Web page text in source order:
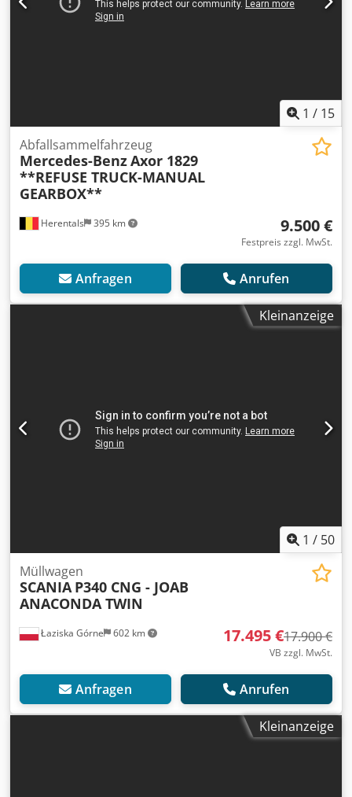
1 / 15
Herentals 395 km
Abfallsammelfahrzeug
Mercedes-BenzAxor 1829
**REFUSE TRUCK-MANUAL
GEARBOX**
9.500 €
Festpreis zzgl. MwSt.
Anfragen Anrufen
Kleinanzeige
1 / 50
Łaziska Górne 602 km
Müllwagen
SCANIA P340 CNG - JOAB
ANACONDA TWIN
17.495 €17.900 €
VB zzgl. MwSt.
Anfragen Anrufen
Kleinanzeige